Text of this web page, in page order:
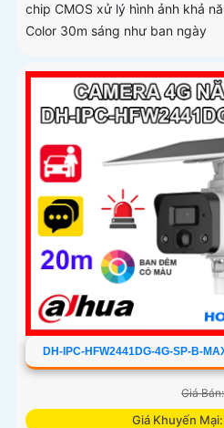
chip CMOS xử lý hình ảnh khả
Color 30m sáng như ban ngày
DH-IPC-HFW2441DG-4G-SP-B-
Giá Bán:
Giá Khuyến